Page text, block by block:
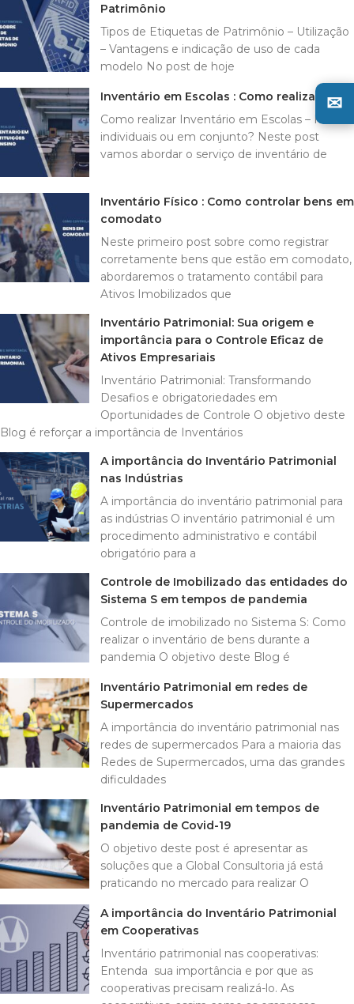
Patrimônio
Tipos de Etiquetas de Patrimônio – Utilização
– Vantagens e indicação de uso de cada
modelo No post de hoje
Inventário em Escolas : Como realizar
Como realizar Inventário em Escolas – Itens
individuais ou em conjunto? Neste post
vamos abordar o serviço de inventário de
Inventário Físico : Como controlar bens em
comodato
Neste primeiro post sobre como registrar
corretamente bens que estão em comodato,
abordaremos o tratamento contábil para
Ativos Imobilizados que
Inventário Patrimonial: Sua origem e
importância para o Controle Eficaz de
Ativos Empresariais
Inventário Patrimonial: Transformando
Desafios e obrigatoriedades em
Oportunidades de Controle O objetivo deste
Blog é reforçar a importância de Inventários
A importância do Inventário Patrimonial
nas Indústrias
A importância do inventário patrimonial para
as indústrias O inventário patrimonial é um
procedimento administrativo e contábil
obrigatório para a
Controle de Imobilizado das entidades do
Sistema S em tempos de pandemia
Controle de imobilizado no Sistema S: Como
realizar o inventário de bens durante a
pandemia O objetivo deste Blog é
Inventário Patrimonial em redes de
Supermercados
A importância do inventário patrimonial nas
redes de supermercados Para a maioria das
Redes de Supermercados, uma das grandes
dificuldades
Inventário Patrimonial em tempos de
pandemia de Covid-19
O objetivo deste post é apresentar as
soluções que a Global Consultoria já está
praticando no mercado para realizar O
A importância do Inventário Patrimonial
em Cooperativas
Inventário patrimonial nas cooperativas:
Entenda sua importância e por que as
cooperativas precisam realizá-lo. As
✉